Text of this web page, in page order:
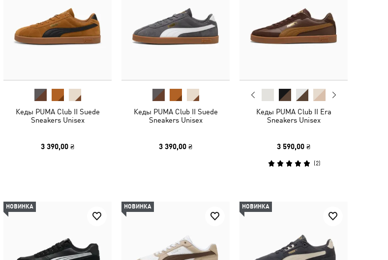
Кеды PUMA Club II Suede
Sneakers Unisex
3 390,00 ₴
Кеды PUMA Club II Suede
Sneakers Unisex
3 390,00 ₴
Кеды PUMA Club II Era
Sneakers Unisex
3 590,00 ₴
(2)
НОВИНКА НОВИНКА НОВИНКА